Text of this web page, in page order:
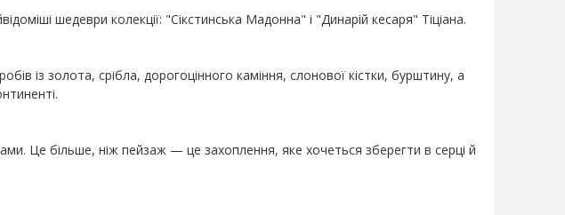
шедеври колекції: "Сікстинська Мадонна" і "Динарій кесаря" Тіціана.
із золота, срібла, дорогоцінного каміння, слонової кістки, бурштину, а
Це більше, ніж пейзаж — це захоплення, яке хочеться зберегти в серці й